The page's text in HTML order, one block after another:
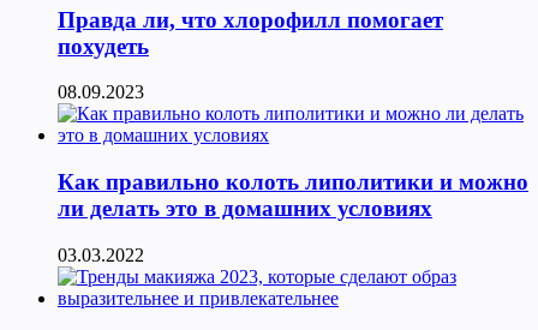
Правда ли, что хлорофилл помогает
похудеть
08.09.2023
Как правильно колоть липолитики и можно
ли делать это в домашних условиях
03.03.2022